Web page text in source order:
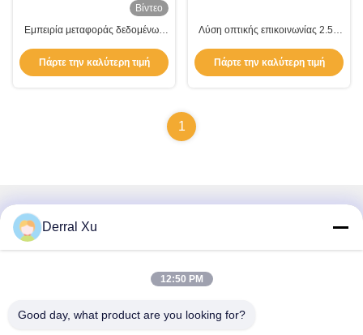
Βίντεο
Εμπειρία μεταφοράς δεδομένων
Optical BOSA Εργασιακή
κατάσταση 0-85C
Πάρτε την καλύτερη τιμή
Λύση οπτικής επικοινωνίας 2.5G
FPC -25dBm
Πάρτε την καλύτερη τιμή
1
Γρήγορη επικοινωνία
Κτίριο 2#, αριθ. 1000 Λεωφόρος Tiangong, οδός Xinxing,
Κίνα
Derral Xu
12:50 PM
Good day, what product are you looking for?